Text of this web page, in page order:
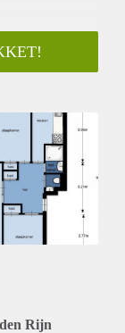
Eigenaar
Rijn